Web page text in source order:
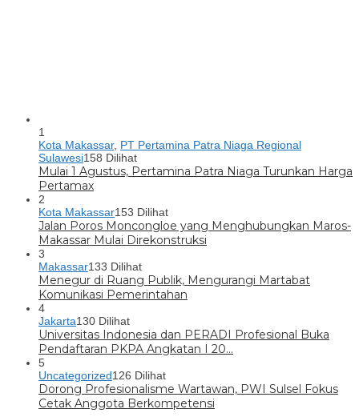
1
Kota Makassar, PT Pertamina Patra Niaga Regional
Sulawesi158 Dilihat
Mulai 1 Agustus, Pertamina Patra Niaga Turunkan Harga
Pertamax
2
Kota Makassar153 Dilihat
Jalan Poros Moncongloe yang Menghubungkan Maros-
Makassar Mulai Direkonstruksi
3
Makassar133 Dilihat
Menegur di Ruang Publik, Mengurangi Martabat
Komunikasi Pemerintahan
4
Jakarta130 Dilihat
Universitas Indonesia dan PERADI Profesional Buka
Pendaftaran PKPA Angkatan I 20…
5
Uncategorized126 Dilihat
Dorong Profesionalisme Wartawan, PWI Sulsel Fokus
Cetak Anggota Berkompetensi